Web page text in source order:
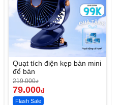
Quạt tích điện kẹp bàn mini
để bàn
219.000đ
79.000đ
Flash Sale